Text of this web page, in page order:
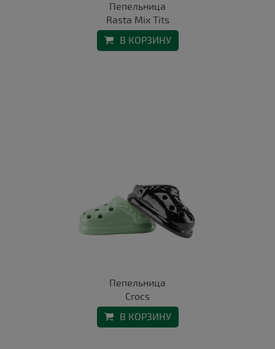
Пепельница
Rasta Mix Tits
В КОРЗИНУ
Пепельница
Crocs
В КОРЗИНУ